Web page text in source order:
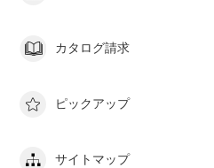
カタログ請求
ピックアップ
サイトマップ